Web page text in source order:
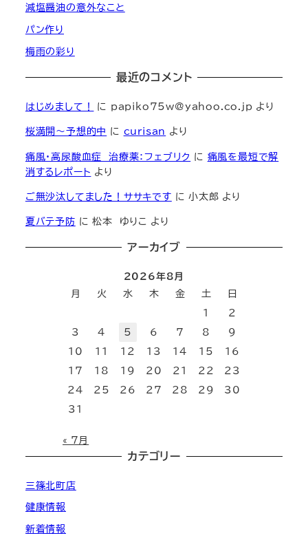
減塩醤油の意外なこと
パン作り
梅雨の彩り
最近のコメント
はじめまして！ に papiko75w@yahoo.co.jp より
桜満開～予想的中 に curisan より
痛風・高尿酸血症 治療薬：フェブリク に 痛風を最短で解
消するレポート より
ご無沙汰してました！ササキです に小太郎 より
夏バテ予防 に松本 ゆりこ より
アーカイブ
2026年8月
月
火 水 木 金 土
日
1
2
3
4 5 6 7 8
9
10
11 12 13 14 15
16
17
18 19 20 21 22
23
24
25 26 27 28 29
30
31
« 7月
カテゴリー
三篠北町店
健康情報
新着情報